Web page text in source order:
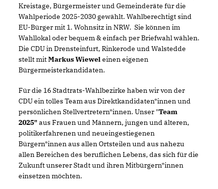
Kreistage, Bürgermeister und Gemeinderäte für die
Wahlperiode 2025-2030 gewählt. Wahlberechtigt sind
EU-Bürger mit 1. Wohnsitz in NRW. Sie können im
Wahllokal oder bequem & einfach per Briefwahl wählen.
Die CDU in Drensteinfurt, Rinkerode und Walstedde
stellt mitMarkus Wieweleinen eigenen
Bürgermeisterkandidaten.
Für die 16 Stadtrats-Wahlbezirke haben wir von der
CDU ein tolles Team aus Direktkandidaten*innen und
persönlichen Stellvertretern*innen. Unser "Team
2025" aus Frauen und Männern, jungen und älteren,
politikerfahrenen und neueingestiegenen
Bürgern*innen aus allen Ortsteilen und aus nahezu
allen Bereichen des beruflichen Lebens, das sich für die
Zukunft unserer Stadt und ihren Mitbürgern*innen
einsetzen möchten.